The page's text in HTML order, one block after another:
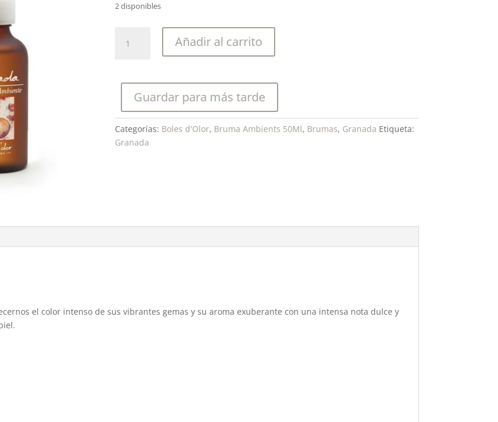
2 disponibles
d'olor-
Ambients
ml.
cantidad
Añadir al carrito
Guardar para más tarde
Categorías: Boles d'Olor, Bruma Ambients 50Ml, Brumas, Granada Etiqueta:
Granada
el color intenso de sus vibrantes gemas y su aroma exuberante con una intensa nota dulce y